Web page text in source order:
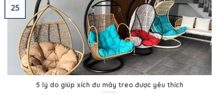
5 lý do giúp xích đu mây treo được yêu thích
25